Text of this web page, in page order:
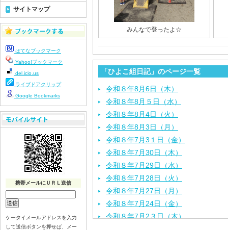
みんなで登ったよ☆
「ひよこ組日記」のページ一覧
令和８年8月6日（木）
令和８年8月５日（水）
令和８年8月4日（火）
令和８年8月3日（月）
令和８年7月3１日（金）
令和８年7月30日（木）
令和８年7月29日（水）
令和８年7月28日（火）
令和８年7月27日（月）
令和８年7月24日（金）
令和８年7月2３日（木）
サイトマップ
はてなブックマーク
Yahoo!ブックマーク
del.icio.us
ライブドアクリップ
Google Bookmarks
携帯メールにＵＲＬ送信
ケータイメールアドレスを入力
して送信ボタンを押せば、メー